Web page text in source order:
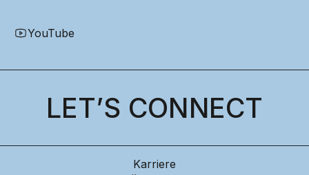
YouTube
LET’S CONNECT
Karriere